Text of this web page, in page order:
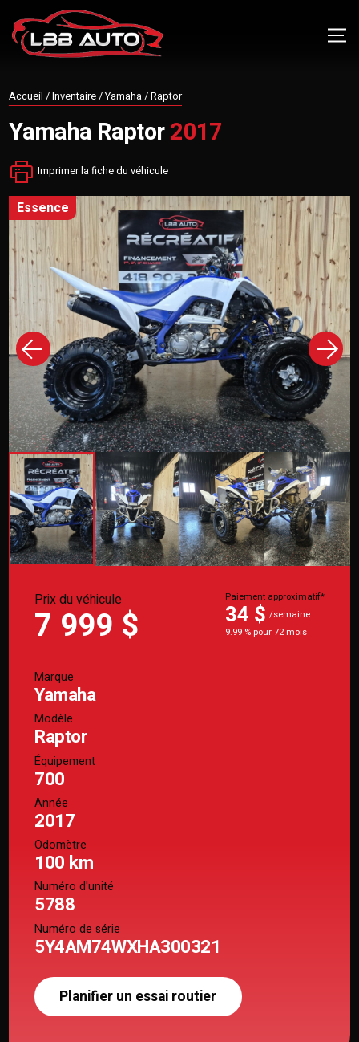
Accueil /Inventaire/Yamaha/Raptor
Yamaha Raptor2017
Imprimer la fiche du véhicule
essence
Prix du véhicule
7 999 $
Paiement approximatif*
34 $ /semaine
9.99 % pour 72 mois
Marque
Yamaha
Modèle
Raptor
Équipement
700
Année
2017
Odomètre
100 km
Numéro d'unité
5788
Numéro de série
5Y4AM74WXHA300321
Planifier un essai routier